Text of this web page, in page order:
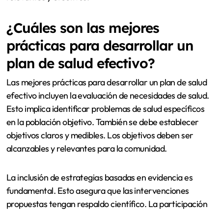
¿Cuáles son las mejores
prácticas para desarrollar un
plan de salud efectivo?
Las mejores prácticas para desarrollar un plan de salud
efectivo incluyen la evaluación de necesidades de salud.
Esto implica identificar problemas de salud específicos
en la población objetivo. También se debe establecer
objetivos claros y medibles. Los objetivos deben ser
alcanzables y relevantes para la comunidad.
La inclusión de estrategias basadas en evidencia es
fundamental. Esto asegura que las intervenciones
propuestas tengan respaldo científico. La participación